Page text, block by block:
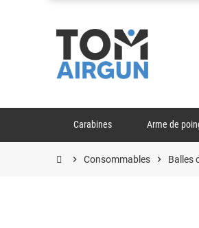
Carabines Arme de
chevron_right Consommables chevron_right Balles